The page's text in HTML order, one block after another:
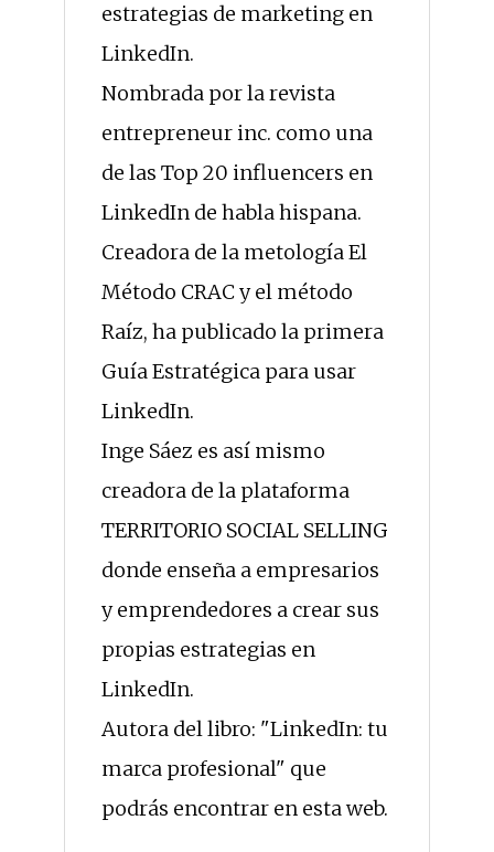
estrategias de marketing en
LinkedIn.
Nombrada por la revista
entrepreneur inc. como una
de las Top 20 influencers en
LinkedIn de habla hispana.
Creadora de la metología El
Método CRAC y el método
Raíz, ha publicado la primera
Guía Estratégica para usar
LinkedIn.
Inge Sáez es así mismo
creadora de la plataforma
TERRITORIO SOCIAL SELLING
donde enseña a empresarios
y emprendedores a crear sus
propias estrategias en
LinkedIn.
Autora del libro: "LinkedIn: tu
marca profesional" que
podrás encontrar en esta web.